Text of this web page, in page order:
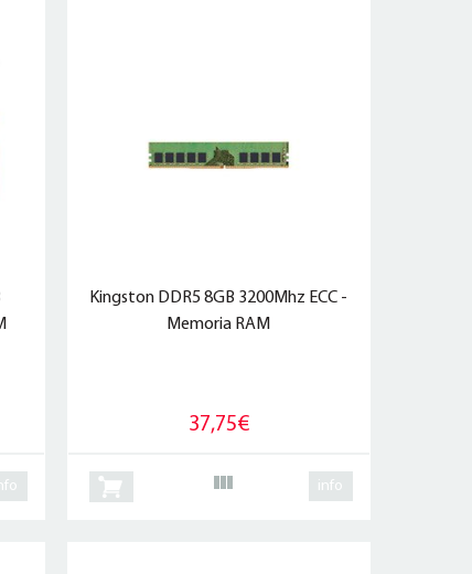
Kingston DDR5 8GB 3200Mhz ECC -
Memoria RAM
37,75€
info